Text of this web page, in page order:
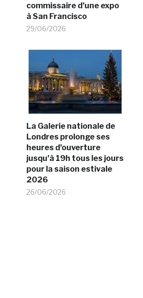
commissaire d’une expo
à San Francisco
29/06/2026
La Galerie nationale de
Londres prolonge ses
heures d’ouverture
jusqu’à 19h tous les jours
pour la saison estivale
2026
26/06/2026